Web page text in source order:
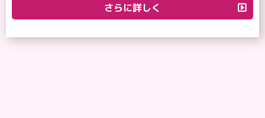
さらに詳しく